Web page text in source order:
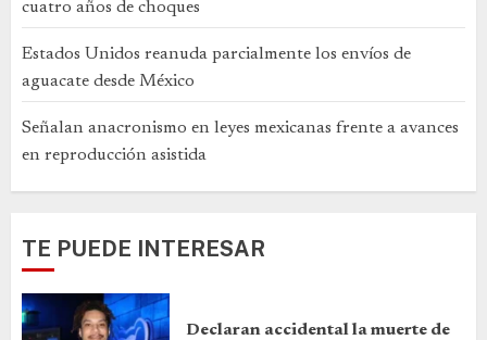
cuatro años de choques
Estados Unidos reanuda parcialmente los envíos de
aguacate desde México
Señalan anacronismo en leyes mexicanas frente a avances
en reproducción asistida
TE PUEDE INTERESAR
Declaran accidental la muerte de